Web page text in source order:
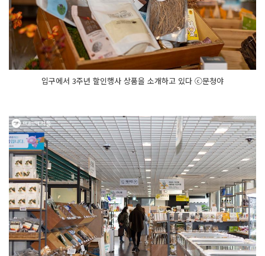
입구에서 3주년 할인행사 상품을 소개하고 있다 ⓒ문청야